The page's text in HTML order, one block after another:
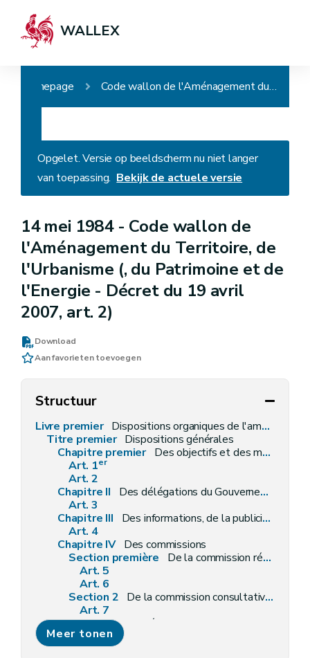
WALLEX
Homepage Code wallon de l'Aménagement du Territoire, de l'Urbanisme (, du Patrimoine et de l'Energie - Décret du 19 avril 2007, art. 2)
Opgelet. Versie op beeldscherm nu niet langer
van toepassing. Bekijk de actuele versie
14 mei 1984 - Code wallon de
l'Aménagement du Territoire, de
l'Urbanisme (, du Patrimoine et de
l'Energie - Décret du 19 avril
2007, art. 2)
Download
Aan favorieten toevoegen
Structuur
Livre premier Dispositions organiques de l'aménagement du territoire et de l'urbanisme
Titre premier Dispositions générales
Chapitre premier Des objectifs et des moyens
Art. 1er
Art. 2
Chapitre II
Des délégations du Gouvernement
Art. 3
Chapitre III
Des informations, de la publicité et des enquêtes publiques
Art. 4
Chapitre IV Des commissions
Section première
De la commission régionale de l'aménagement du territoire
Art. 5
Art. 6
Section 2 De la commission consultative communale d'aménagement du territoire
Art. 7
Chapitre V Des délais relatifs aux permis et aux recours
Art. 8
Art. 9
Meer tonen